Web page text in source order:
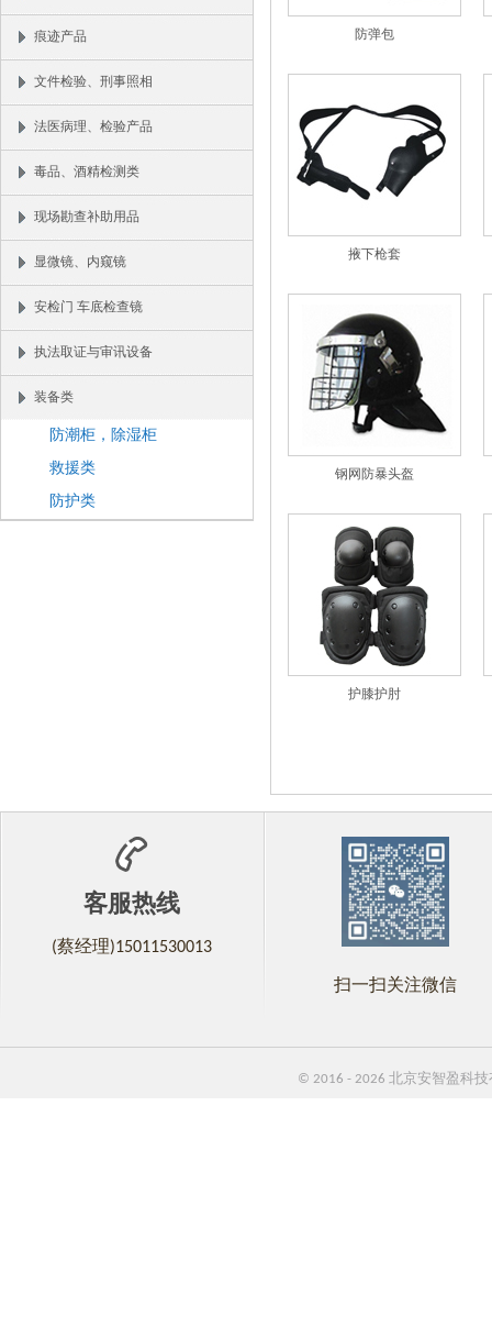
痕迹产品
文件检验、刑事照相
法医病理、检验产品
毒品、酒精检测类
现场勘查补助用品
显微镜、内窥镜
安检门 车底检查镜
执法取证与审讯设备
装备类
防潮柜，除湿柜
救援类
防护类
防弹包
掖下枪套
钢网防暴头盔
护膝护肘
客服热线
(蔡经理)15011530013
扫一扫关注微信
© 2016 - 2026 北京安智盈科